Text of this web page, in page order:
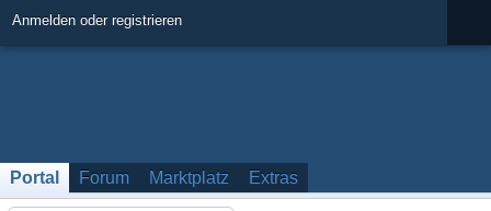
Anmelden oder registrieren
Portal Forum Marktplatz Extras